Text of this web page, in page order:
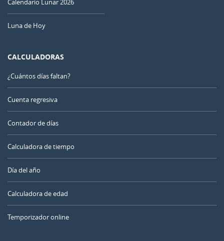
Calendario Lunar 2026
Luna de Hoy
CALCULADORAS
¿Cuántos días faltan?
Cuenta regresiva
Contador de días
Calculadora de tiempo
Día del año
Calculadora de edad
Temporizador online